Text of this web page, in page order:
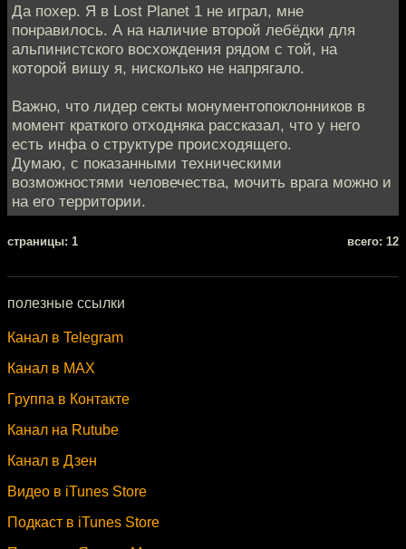
Да похер. Я в Lost Planet 1 не играл, мне
понравилось. А на наличие второй лебёдки для
альпинистского восхождения рядом с той, на
которой вишу я, нисколько не напрягало.
Важно, что лидер секты монументопоклонников в
момент краткого отходняка рассказал, что у него
есть инфа о структуре происходящего.
Думаю, с показанными техническими
возможностями человечества, мочить врага можно и
на его территории.
cтраницы: 1 всего: 12
полезные ссылки
Канал в Telegram
Канал в MAX
Группа в Контакте
Канал на Rutube
Канал в Дзен
Видео в iTunes Store
Подкаст в iTunes Store